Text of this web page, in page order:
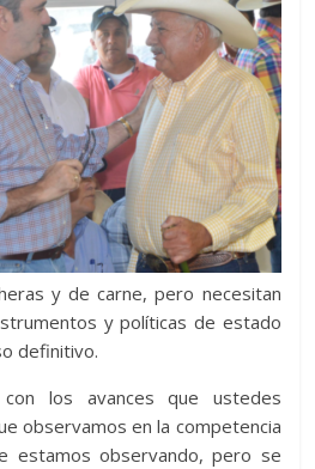
y de carne, pero necesitan
y políticas de estado
definitivo.
con los avances que ustedes
observamos en la competencia
estamos observando, pero se